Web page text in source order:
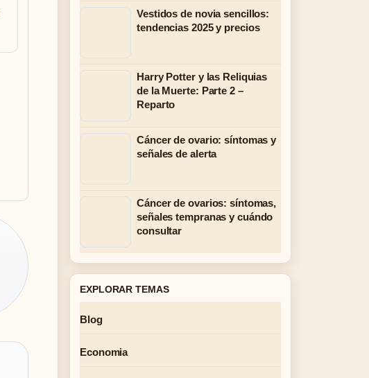
Vestidos de novia sencillos:
tendencias 2025 y precios
Harry Potter y las Reliquias
de la Muerte: Parte 2 –
Reparto
Cáncer de ovario: síntomas y
señales de alerta
Cáncer de ovarios: síntomas,
señales tempranas y cuándo
consultar
EXPLORAR TEMAS
Blog
Economia